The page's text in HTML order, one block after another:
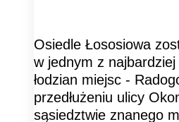
Osiedle Łososiowa
w jednym z
łodzian miejsc -
przedłużeniu ulicy
sąsiedztwie znanego